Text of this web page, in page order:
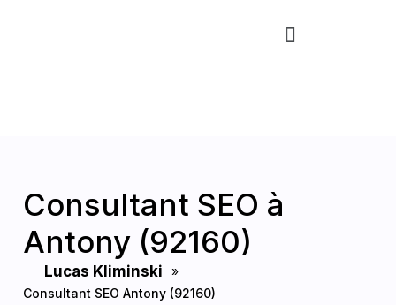
Menu
Consultant SEO à
Antony (92160)
Lucas Kliminski
»
Consultant SEO Antony (92160)